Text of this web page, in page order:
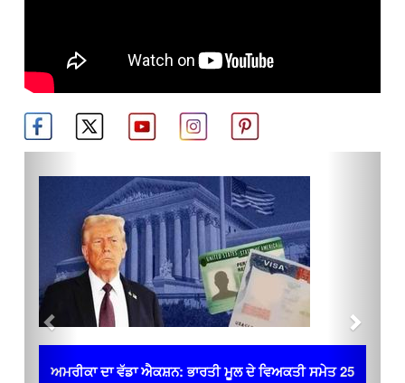
ਅਮਰੀਕਾ ਦਾ ਵੱਡਾ ਐਕਸ਼ਨ: ਭਾਰਤੀ ਮੂਲ ਦੇ ਵਿਅਕਤੀ ਸਮੇਤ 25